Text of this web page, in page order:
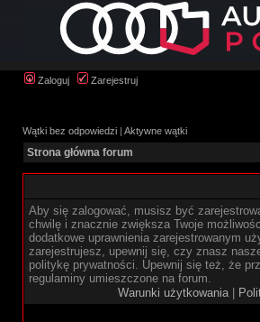
Zaloguj Zarejestruj
Wątki bez odpowiedzi | Aktywne wątki
Strona główna forum
Aby się zalogować, musisz być
chwilę i znacznie zwiększa Twoje
dodatkowe uprawnienia zarejestrowanym
zarejestrujesz, upewnij się, czy znasz
politykę prywatności. Upewnij się też, że
regulaminy umieszczone na forum.
Warunki użytkowania|